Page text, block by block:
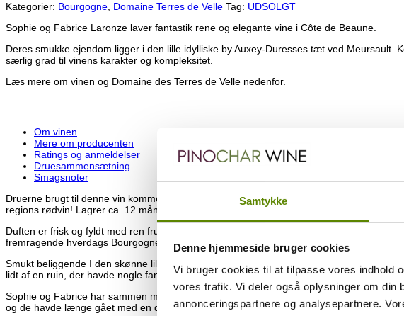
Samtykke
Denne hjemmeside bruger cookies
Vi bruger cookies til at tilpasse vores indhold
vores trafik. Vi deler også oplysninger om din
annonceringspartnere og analysepartnere.
Kategorier: Bourgogne Domaine Terres de Velle Tag: UDSOLGT
Sophie og Fabrice Laronze laver fantastik rene og elegante vine i Côte de Beaune.
Deres smukke ejendom ligger i den lille idylliske by Auxey-Duresses tæt ved
særlig grad til vinens karakter og kompleksitet.
Læs mere om vinen og Domaine des Terres de Velle nedenfor.
Om vinen
Mere om producenten
Ratings og anmeldelser
Druesammensætning
Smagsnoter
Druerne brugt til denne vin kommer fra “Champ l’Huillier” i Corpeau (0,7 hektar) og
regions rødvin! Lagrer ca. 12 måneder i egetræsfade efter gæringen er sket i ståltank.
Duften er frisk og fyldt med ren frugt med masser af komponenter – imponerende rig.
fremragende hverdags Bourgogne, der vil elske at blive serveret sammen med Bøg
Smukt beliggende I den skønne lille by Auxey-Duresses i Côte de Beaune finder vi
lidt af en ruin, der havde nogle fantastiske tilhørende marker, der var blevet lidt forsømt
Sophie og Fabrice har sammen med deres 3 børn begivet sig ud på en lidt utraditionel
og de havde længe gået med en drøm om, at etablere deres egen vinproduktion i